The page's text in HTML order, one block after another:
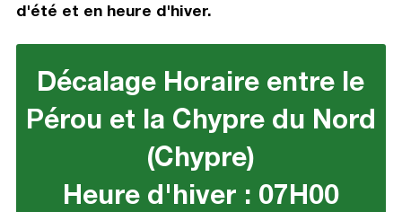
d'été et en heure d'hiver.
Décalage Horaire entre le
Pérou et la Chypre du Nord
(Chypre)
Heure d'hiver : 07H00